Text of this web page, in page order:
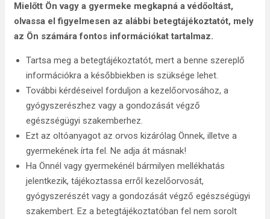
Mielőtt Ön vagy a gyermeke megkapná a védőoltást,
olvassa el figyelmesen az alábbi betegtájékoztatót, mely
az Ön számára fontos információkat tartalmaz.
Tartsa meg a betegtájékoztatót, mert a benne szereplő
információkra a későbbiekben is szüksége lehet.
További kérdéseivel forduljon a kezelőorvosához, a
gyógyszerészhez vagy a gondozását végző
egészségügyi szakemberhez.
Ezt az oltóanyagot az orvos kizárólag Önnek, illetve a
gyermekének írta fel. Ne adja át másnak!
Ha Önnél vagy gyermekénél bármilyen mellékhatás
jelentkezik, tájékoztassa erről kezelőorvosát,
gyógyszerészét vagy a gondozását végző egészségügyi
szakembert. Ez a betegtájékoztatóban fel nem sorolt